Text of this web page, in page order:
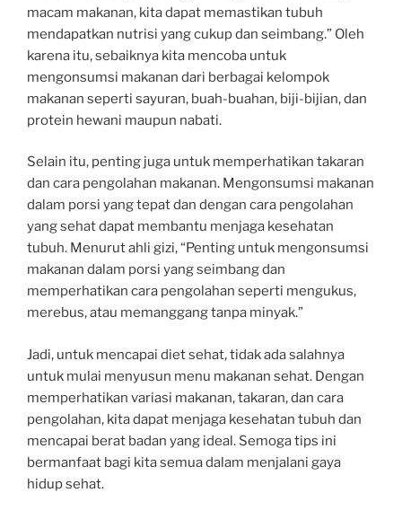
macam makanan, kita dapat memastikan tubuh
mendapatkan nutrisi yang cukup dan seimbang.” Oleh
karena itu, sebaiknya kita mencoba untuk
mengonsumsi makanan dari berbagai kelompok
makanan seperti sayuran, buah-buahan, biji-bijian, dan
protein hewani maupun nabati.
Selain itu, penting juga untuk memperhatikan takaran
dan cara pengolahan makanan. Mengonsumsi makanan
dalam porsi yang tepat dan dengan cara pengolahan
yang sehat dapat membantu menjaga kesehatan
tubuh. Menurut ahli gizi, “Penting untuk mengonsumsi
makanan dalam porsi yang seimbang dan
memperhatikan cara pengolahan seperti mengukus,
merebus, atau memanggang tanpa minyak.”
Jadi, untuk mencapai diet sehat, tidak ada salahnya
untuk mulai menyusun menu makanan sehat. Dengan
memperhatikan variasi makanan, takaran, dan cara
pengolahan, kita dapat menjaga kesehatan tubuh dan
mencapai berat badan yang ideal. Semoga tips ini
bermanfaat bagi kita semua dalam menjalani gaya
hidup sehat.